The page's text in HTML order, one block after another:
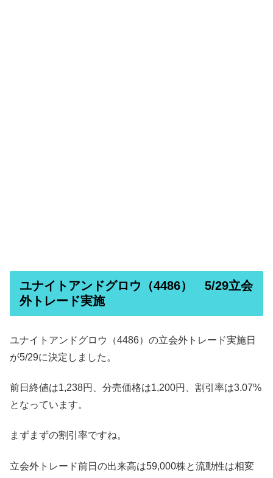
ユナイトアンドグロウ（4486） 5/29立会
外トレード実施
ユナイトアンドグロウ（4486）の立会外トレード実施日
が5/29に決定しました。
前日終値は1,238円、分売価格は1,200円、割引率は3.07%
となっています。
まずまずの割引率ですね。
立会外トレード前日の出来高は59,000株と流動性は相変